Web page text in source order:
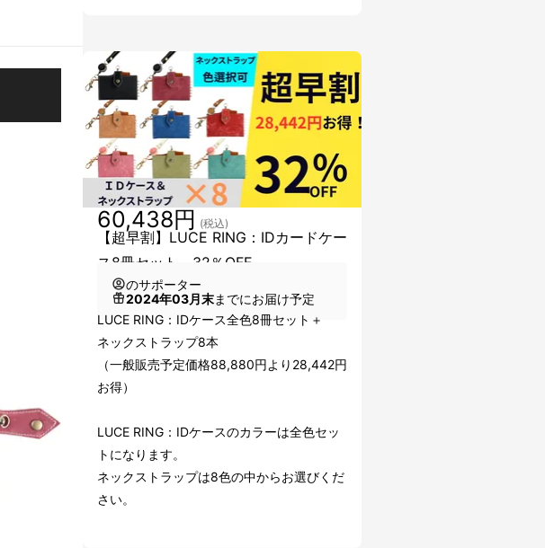
【超早割】LUCE RING：IDカードケー
ス8冊セット 32％OFF
60,438円 (税込)
のサポーター
2024年03月末までにお届け予定
LUCE RING：IDケース全色8冊セット＋
ネックストラップ8本
（一般販売予定価格88,880円より28,442円
お得）
LUCE RING：IDケースのカラーは全色セッ
トになります。
ネックストラップは8色の中からお選びくだ
さい。